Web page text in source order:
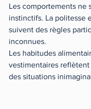
Les comportements ne
instinctifs. La politesse
suivent des règles
inconnues.
Les habitudes
vestimentaires reflètent
des situations